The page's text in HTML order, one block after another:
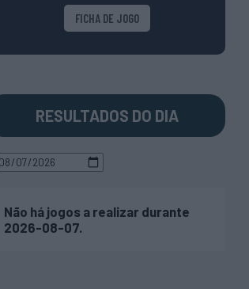
FICHA DE JOGO
RESULTADOS DO DIA
Não há jogos a realizar durante
2026-08-07.